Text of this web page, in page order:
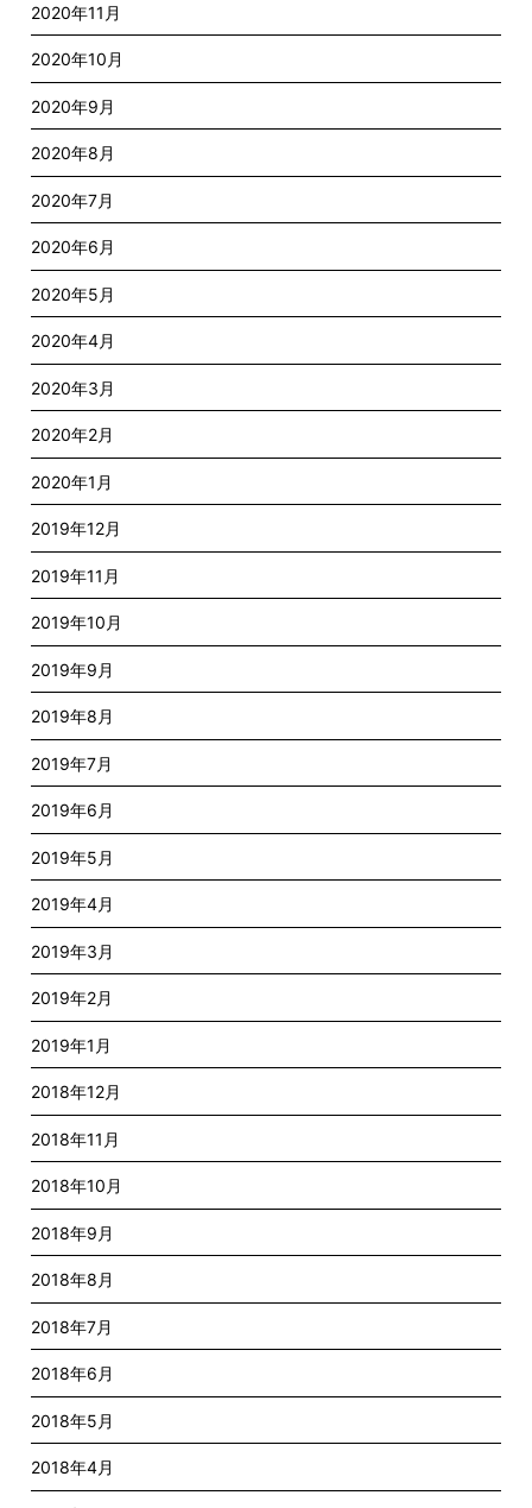
2020年11月
2020年10月
2020年9月
2020年8月
2020年7月
2020年6月
2020年5月
2020年4月
2020年3月
2020年2月
2020年1月
2019年12月
2019年11月
2019年10月
2019年9月
2019年8月
2019年7月
2019年6月
2019年5月
2019年4月
2019年3月
2019年2月
2019年1月
2018年12月
2018年11月
2018年10月
2018年9月
2018年8月
2018年7月
2018年6月
2018年5月
2018年4月